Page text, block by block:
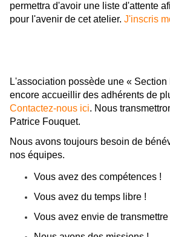
permettra d'avoir une liste d'attente
pour l'avenir de cet atelier. J'inscris
L'association possède une «
encore accueillir des adhérents de
Contactez-nous ici. Nous
Patrice Fouquet.
Nous avons toujours besoin de
nos équipes.
Vous avez des compétences !
Vous avez du temps libre !
Vous avez envie de transmettre